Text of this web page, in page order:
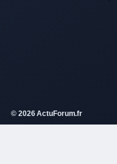
© 2026 ActuForum.fr